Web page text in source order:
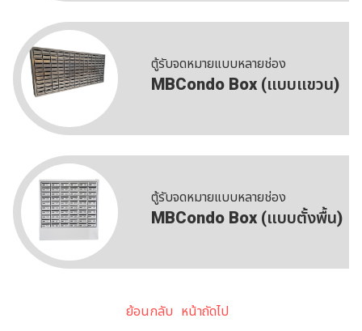
ตู้รับจดหมายแบบหลายช่อง
MBCondo Box (แบบแขวน)
ตู้รับจดหมายแบบหลายช่อง
MBCondo Box (แบบตั้งพื้น)
ย้อนกลับ หน้าถัดไป